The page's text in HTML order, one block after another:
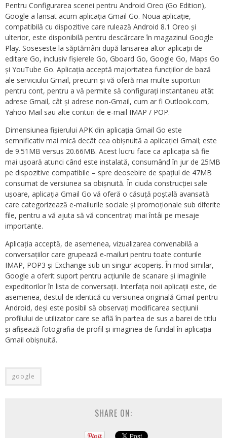
Pentru Configurarea scenei pentru Android Oreo (Go Edition),
Google a lansat acum aplicația Gmail Go. Noua aplicație,
compatibilă cu dispozitive care rulează Android 8.1 Oreo și
ulterior, este disponibilă pentru descărcare în magazinul Google
Play. Soseseste la săptămâni după lansarea altor aplicații de
editare Go, inclusiv fișierele Go, Gboard Go, Google Go, Maps Go
și YouTube Go. Aplicația acceptă majoritatea funcțiilor de bază
ale serviciului Gmail, precum și vă oferă mai multe suporturi
pentru cont, pentru a vă permite să configurați instantaneu atât
adrese Gmail, cât și adrese non-Gmail, cum ar fi Outlook.com,
Yahoo Mail sau alte conturi de e-mail IMAP / POP.
Dimensiunea fișierului APK din aplicația Gmail Go este
semnificativ mai mică decât cea obișnuită a aplicației Gmail; este
de 9.51MB versus 20.66MB. Acest lucru face ca aplicația să fie
mai ușoară atunci când este instalată, consumând în jur de 25MB
pe dispozitive compatibile – spre deosebire de spațiul de 47MB
consumat de versiunea sa obișnuită. În ciuda construcției sale
ușoare, aplicația Gmail Go vă oferă o căsuță poștală avansată
care categorizează e-mailurile sociale și promoționale sub diferite
file, pentru a vă ajuta să vă concentrați mai întâi pe mesaje
importante.
Aplicația acceptă, de asemenea, vizualizarea convenabilă a
conversațiilor care grupează e-mailuri pentru toate conturile
IMAP, POP3 și Exchange sub un singur acoperiș. În mod similar,
Google a oferit suport pentru acțiunile de scanare și imaginile
expeditorilor în lista de conversații. Interfața noii aplicații este, de
asemenea, destul de identică cu versiunea originală Gmail pentru
Android, deși este posibil să observați modificarea secțiunii
profilului de utilizator care se află în partea de sus a barei de titlu
și afișează fotografia de profil și imaginea de fundal în aplicația
Gmail obișnuită.
google
SHARE ON: